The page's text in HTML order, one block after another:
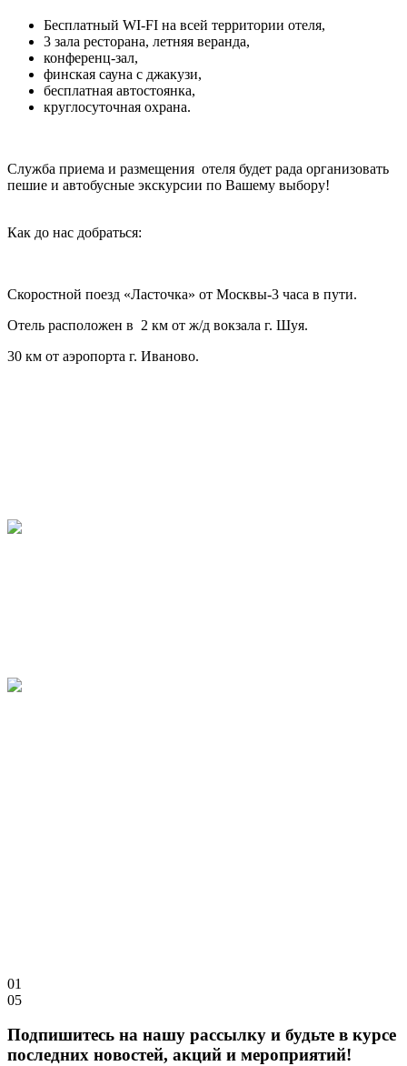
Бесплатный WI-FI на всей территории отеля,
3 зала ресторана, летняя веранда,
конференц-зал,
финская сауна с джакузи,
бесплатная автостоянка,
круглосуточная охрана.
Служба приема и размещения отеля будет рада организовать
пешие и автобусные экскурсии по Вашему выбору!
Как до нас добраться:
Скоростной поезд «Ласточка» от Москвы-3 часа в пути.
Отель расположен в 2 км от ж/д вокзала г. Шуя.
30 км от аэропорта г. Иваново.
01
05
Подпишитесь на нашу рассылку и будьте в курсе
последних новостей, акций и мероприятий!